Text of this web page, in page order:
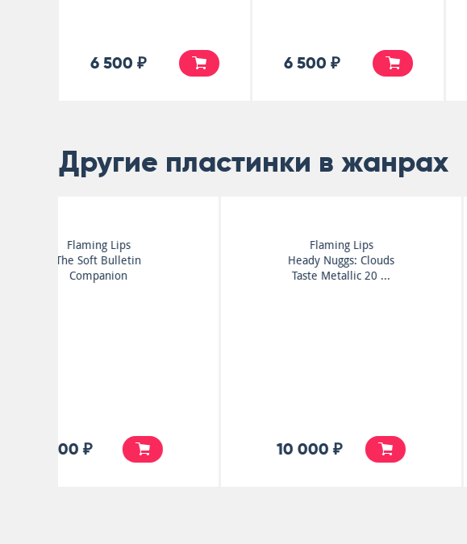
6 500 ₽ 6 500 ₽
Другие пластинки в жанрах
Heady Nuggs: Clouds
10 000 ₽
Death Trippin' At
Sunrise: Rarities, B-
5 000 ₽